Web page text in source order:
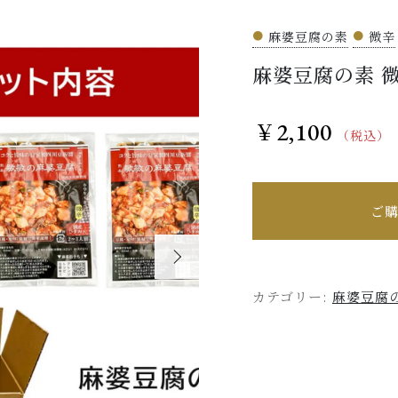
● 麻婆豆腐の素 ● 微辛
麻婆豆腐の素
￥2,100 （税込）
ご
カテゴリー: 麻婆豆腐
ピングを続ける カートを確認